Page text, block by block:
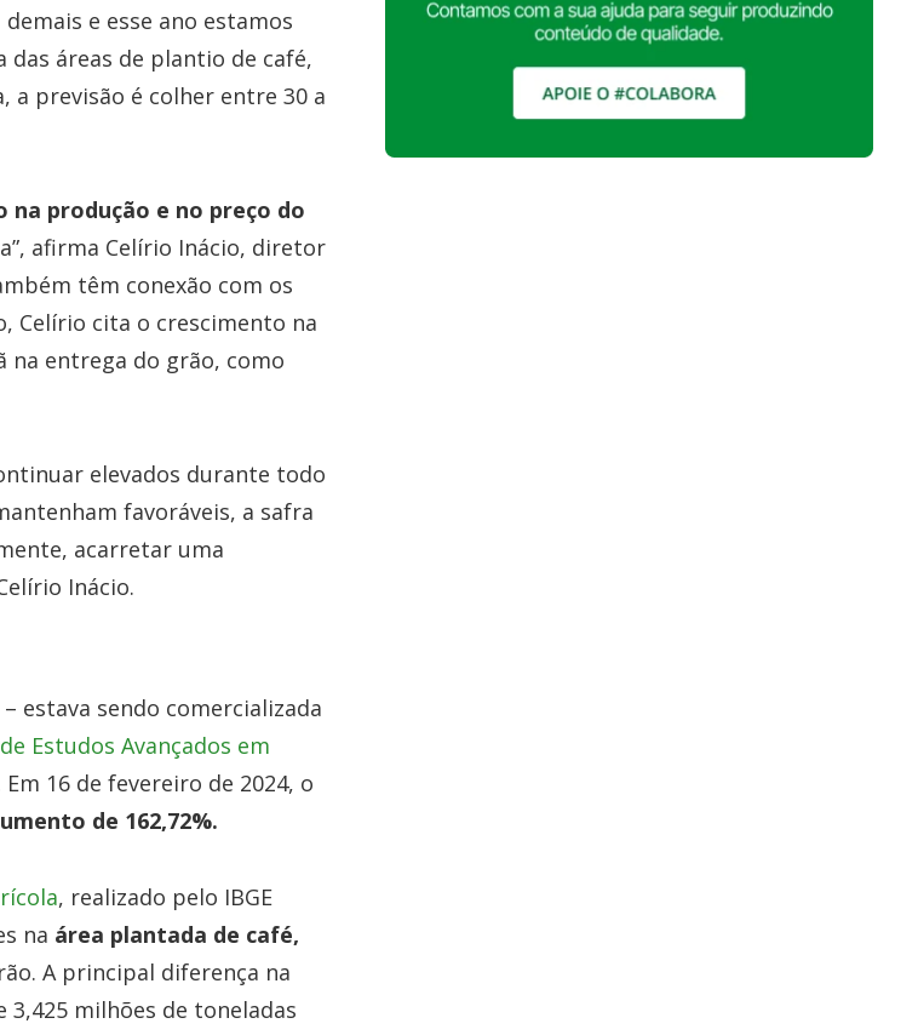
e esse ano estamos
áreas de plantio de café,
a previsão é colher entre 30 a
produção e no preço do
afirma Celírio Inácio, diretor
têm conexão com os
Celírio cita o crescimento na
entrega do grão, como
elevados durante todo
favoráveis, a safra
acarretar uma
Inácio.
estava sendo comercializada
Estudos Avançados em
16 de fevereiro de 2024, o
de 162,72%.
, realizado pelo IBGE
na área plantada de café,
A principal diferença na
3,425 milhões de toneladas